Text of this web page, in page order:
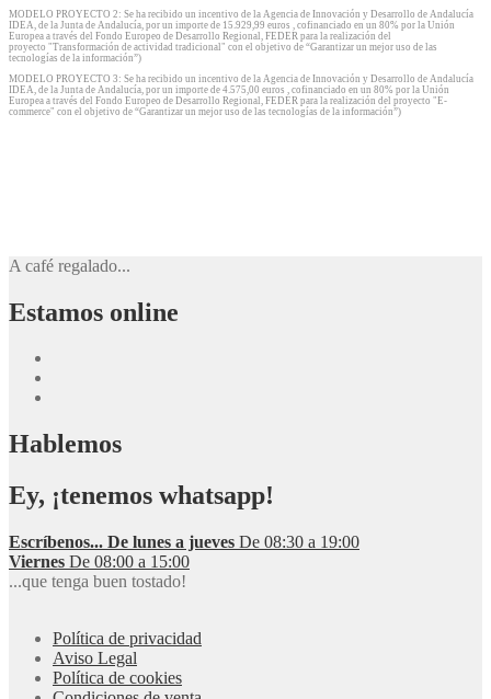
MODELO PROYECTO 2: Se ha recibido un incentivo de la Agencia de Innovación y Desarrollo de Andalucía
IDEA, de la Junta de Andalucía, por un importe de 15.929,99 euros , cofinanciado en un 80% por la Unión
Europea a través del Fondo Europeo de Desarrollo Regional, FEDER para la realización del
proyecto "Transformación de actividad tradicional" con el objetivo de “Garantizar un mejor uso de las
tecnologías de la información”)
MODELO PROYECTO 3: Se ha recibido un incentivo de la Agencia de Innovación y Desarrollo de Andalucía
IDEA, de la Junta de Andalucía, por un importe de 4.575,00 euros , cofinanciado en un 80% por la Unión
Europea a través del Fondo Europeo de Desarrollo Regional, FEDER para la realización del proyecto "E-
commerce" con el objetivo de “Garantizar un mejor uso de las tecnologías de la información”)
A café regalado...
Estamos online
Hablemos
Ey, ¡tenemos whatsapp!
Escríbenos... De lunes a jueves De 08:30 a 19:00
Viernes De 08:00 a 15:00
...que tenga buen tostado!
Política de privacidad
Aviso Legal
Política de cookies